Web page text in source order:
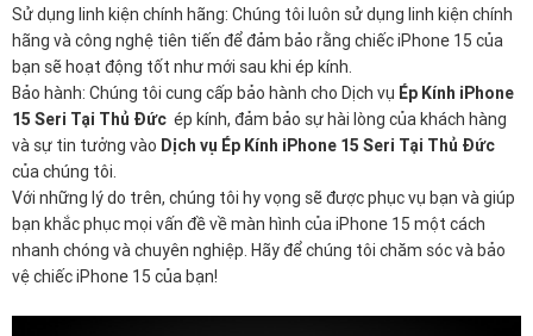
Sử dụng linh kiện chính hãng: Chúng tôi luôn sử dụng linh kiện chính
hãng và công nghệ tiên tiến để đảm bảo rằng chiếc iPhone 15 của
bạn sẽ hoạt động tốt như mới sau khi ép kính.
Bảo hành: Chúng tôi cung cấp bảo hành cho Dịch vụ Ép Kính iPhone
15 Seri Tại Thủ Đức ép kính, đảm bảo sự hài lòng của khách hàng
và sự tin tưởng vào Dịch vụ Ép Kính iPhone 15 Seri Tại Thủ Đức
của chúng tôi.
Với những lý do trên, chúng tôi hy vọng sẽ được phục vụ bạn và giúp
bạn khắc phục mọi vấn đề về màn hình của iPhone 15 một cách
nhanh chóng và chuyên nghiệp. Hãy để chúng tôi chăm sóc và bảo
vệ chiếc iPhone 15 của bạn!